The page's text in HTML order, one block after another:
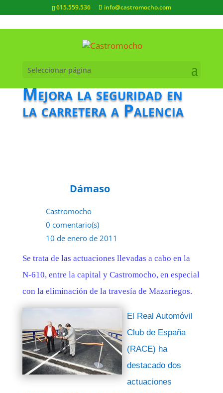
615.559.536 info@castromocho.com
Seleccionar página
Mejora la seguridad en
la carretera a Palencia
Dámaso
Castromocho
0 comentario(s)
10 de enero de 2011
Se trata de las actuaciones llevadas a cabo en la
N-610, entre la capital y Castromocho, en especial
con la eliminación de la travesía de Mazariegos.
El Real Automóvil
Club de España
(RACE) ha
destacado dos
actuaciones